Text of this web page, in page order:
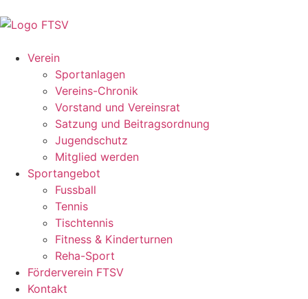
Verein
Sportanlagen
Vereins-Chronik
Vorstand und Vereinsrat
Satzung und Beitragsordnung
Jugendschutz
Mitglied werden
Sportangebot
Fussball
Tennis
Tischtennis
Fitness & Kinderturnen
Reha-Sport
Förderverein FTSV
Kontakt